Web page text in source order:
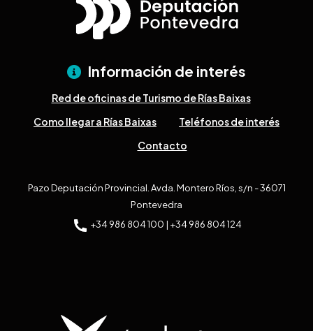
Información de interés
Red de oficinas de Turismo de Rías Baixas
Como llegar a Rías Baixas
Teléfonos de interés
Contacto
Pazo Deputación Provincial. Avda. Montero Ríos, s/n - 36071
Pontevedra
+34 986 804 100 | +34 986 804 124